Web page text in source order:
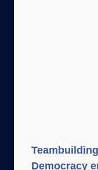
Democracy
BijHet Drents